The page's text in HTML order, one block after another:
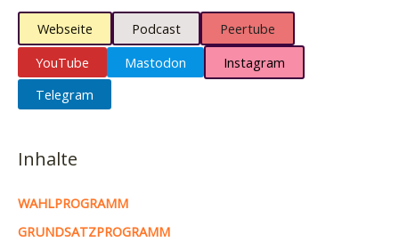
Webseite Podcast
Peertube
YouTube
Mastodon
Instagram
Telegram
Inhalte
WAHLPROGRAMM
GRUNDSATZPROGRAMM